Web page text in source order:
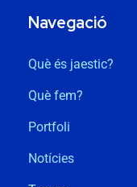
Navegació
Què és jaestic?
Què fem?
Portfoli
Notícies